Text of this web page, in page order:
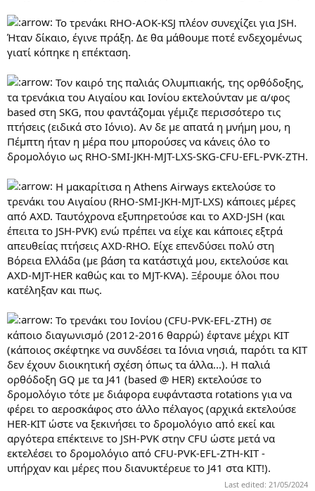
Το τρενάκι RHO-AOK-KSJ πλέον συνεχίζει για JSH.
Ήταν δίκαιο, έγινε πράξη. Δε θα μάθουμε ποτέ ενδεχομένως
γιατί κόπηκε η επέκταση.
Τον καιρό της παλιάς Ολυμπιακής, της ορθόδοξης,
τα τρενάκια του Αιγαίου και Ιονίου εκτελούνταν με α/φος
based στη SKG, που φαντάζομαι γέμιζε περισσότερο τις
πτήσεις (ειδικά στο Ιόνιο). Αν δε με απατά η μνήμη μου, η
Πέμπτη ήταν η μέρα που μπορούσες να κάνεις όλο το
δρομολόγιο ως RHO-SMI-JKH-MJT-LXS-SKG-CFU-EFL-PVK-ZTH.
Η μακαρίτισα η Athens Airways εκτελούσε το
τρενάκι του Αιγαίου (RHO-SMI-JKH-MJT-LXS) κάποιες μέρες
από AXD. Ταυτόχρονα εξυπηρετούσε και το AXD-JSH (και
έπειτα το JSH-PVK) ενώ πρέπει να είχε και κάποιες εξτρά
απευθείας πτήσεις AXD-RHO. Είχε επενδύσει πολύ στη
Βόρεια Ελλάδα (με βάση τα κατάστιχά μου, εκτελούσε και
AXD-MJT-HER καθώς και το MJT-KVA). Ξέρουμε όλοι που
κατέληξαν και πως.
Το τρενάκι του Ιονίου (CFU-PVK-EFL-ZTH) σε
κάποιο διαγωνισμό (2012-2016 θαρρώ) έφτανε μέχρι KIT
(κάποιος σκέφτηκε να συνδέσει τα Ιόνια νησιά, παρότι τα KIT
δεν έχουν διοικητική σχέση όπως τα άλλα...). Η παλιά
ορθόδοξη GQ με τα J41 (based @ HER) εκτελούσε το
δρομολόγιο τότε με διάφορα ευφάνταστα rotations για να
φέρει το αεροσκάφος στο άλλο πέλαγος (αρχικά εκτελούσε
HER-KIT ώστε να ξεκινήσει το δρομολόγιο από εκεί και
αργότερα επέκτεινε το JSH-PVK στην CFU ώστε μετά να
εκτελέσει το δρομολόγιο από CFU-PVK-EFL-ZTH-KIT -
υπήρχαν και μέρες που διανυκτέρευε το J41 στα ΚΙΤ!).
Last edited: 21/05/2024